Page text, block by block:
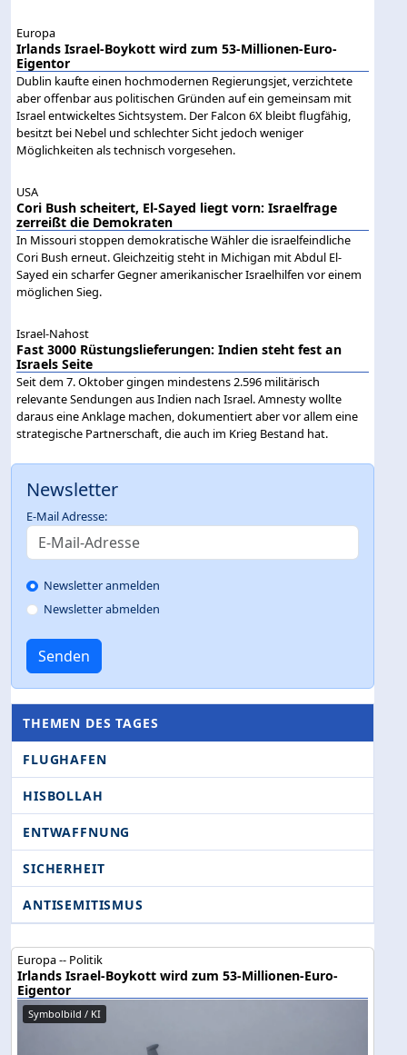
Europa
Irlands Israel-Boykott wird zum 53-Millionen-Euro-
Eigentor
Dublin kaufte einen hochmodernen Regierungsjet, verzichtete
aber offenbar aus politischen Gründen auf ein gemeinsam mit
Israel entwickeltes Sichtsystem. Der Falcon 6X bleibt flugfähig,
besitzt bei Nebel und schlechter Sicht jedoch weniger
Möglichkeiten als technisch vorgesehen.
USA
Cori Bush scheitert, El-Sayed liegt vorn: Israelfrage
zerreißt die Demokraten
In Missouri stoppen demokratische Wähler die israelfeindliche
Cori Bush erneut. Gleichzeitig steht in Michigan mit Abdul El-
Sayed ein scharfer Gegner amerikanischer Israelhilfen vor einem
möglichen Sieg.
Israel-Nahost
Fast 3000 Rüstungslieferungen: Indien steht fest an
Israels Seite
Seit dem 7. Oktober gingen mindestens 2.596 militärisch
relevante Sendungen aus Indien nach Israel. Amnesty wollte
daraus eine Anklage machen, dokumentiert aber vor allem eine
strategische Partnerschaft, die auch im Krieg Bestand hat.
Newsletter
E-Mail Adresse:
Newsletter anmelden
Newsletter abmelden
Senden
THEMEN DES TAGES
FLUGHAFEN
HISBOLLAH
ENTWAFFNUNG
SICHERHEIT
ANTISEMITISMUS
Europa -- Politik
Irlands Israel-Boykott wird zum 53-Millionen-Euro-
Eigentor
Symbolbild / KI